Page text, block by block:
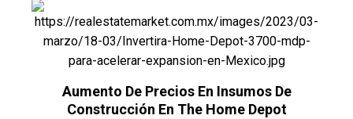
Aumento De Precios En Insumos De
Construcción En The Home Depot